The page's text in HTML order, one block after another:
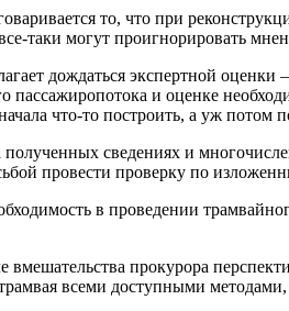
то, что при
таки могут проигнорировать
дождаться экспертной
пассажиропотока и оценке
что-то построить, а уж потом
сведениях и
провести проверку по
в проведении
вмешательства прокурора
всеми доступными